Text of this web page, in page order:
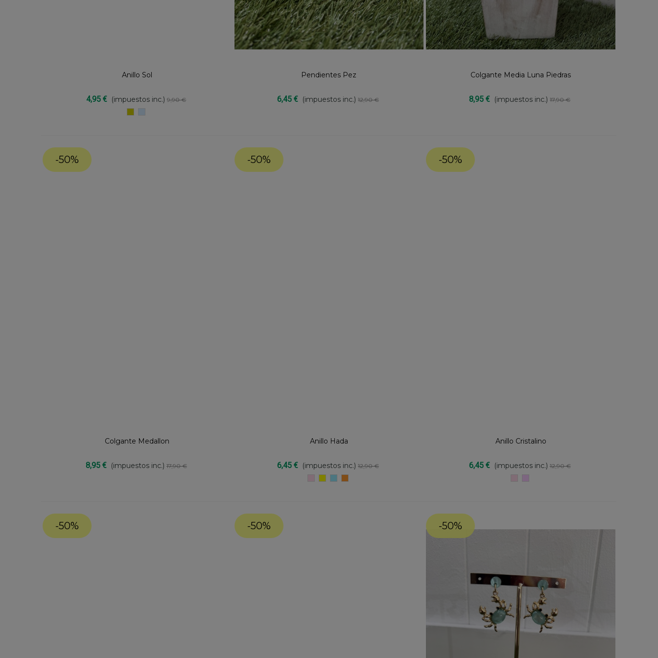
Compartir
Anillo Sol
4,95 € (impuestos inc.) 9,90 €
dorado
Compartir
Pendientes Pez
6,45 € (impuestos inc.) 12,90 €
Compartir
Colgante Media Luna Piedras
8,95 € (impuestos inc.) 17,90 €
-50%
Compartir
Colgante Medallon
8,95 € (impuestos inc.) 17,90 €
-50%
Compartir
Anillo Hada
6,45 € (impuestos inc.) 12,90 €
ROSA
AMARILLO
AZULMANDARINA
-50%
Compartir
Anillo Cristalino
6,45 € (impuestos inc.) 12,90 €
-50% -50% -50%